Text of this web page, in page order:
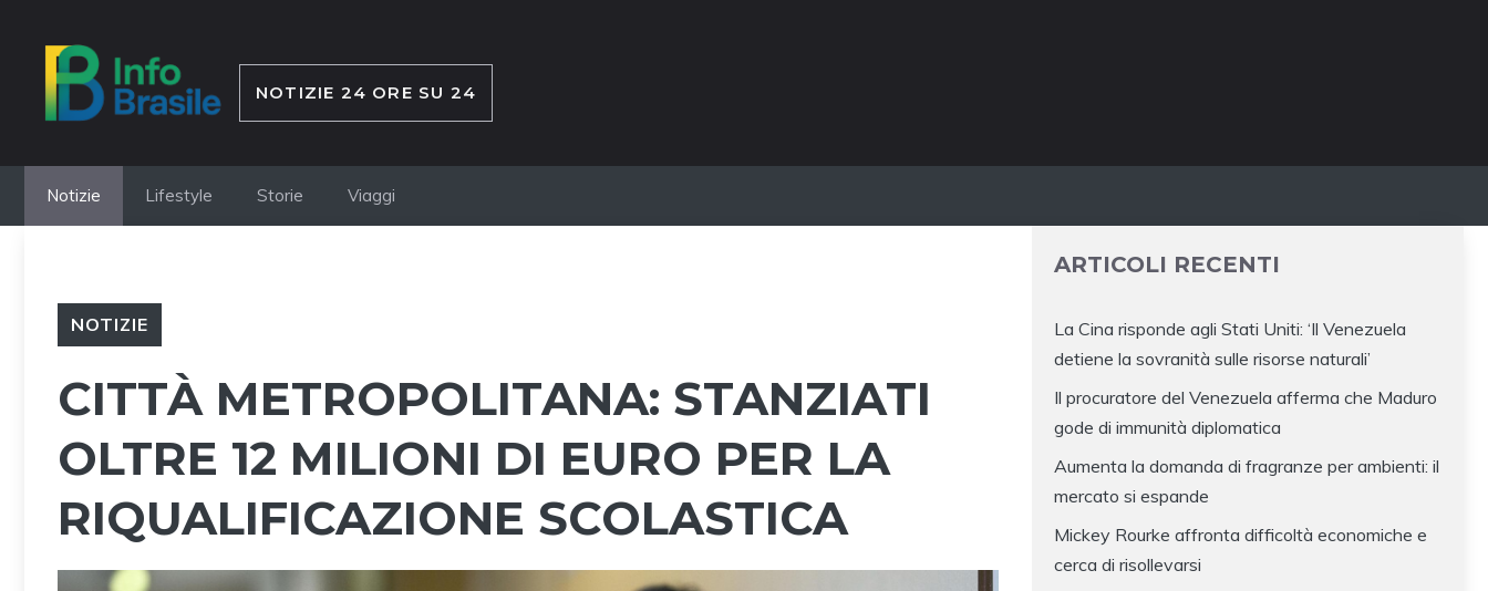
contenuto
NOTIZIE 24 ORE SU 24
Notizie Lifestyle Storie Viaggi
NOTIZIE
CITTÀ METROPOLITANA: STANZIATI
OLTRE 12 MILIONI DI EURO PER LA
RIQUALIFICAZIONE SCOLASTICA
ARTICOLI RECENTI
La Cina risponde agli Stati Uniti: ‘Il Venezuela
detiene la sovranità sulle risorse naturali’
Il procuratore del Venezuela afferma che Maduro
gode di immunità diplomatica
Aumenta la domanda di fragranze per ambienti: il
mercato si espande
Mickey Rourke affronta difficoltà economiche e
cerca di risollevarsi